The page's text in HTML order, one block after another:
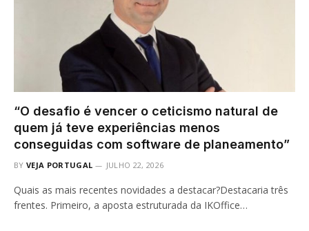
“O desafio é vencer o ceticismo natural de
quem já teve experiências menos
conseguidas com software de planeamento”
BY VEJA PORTUGAL JULHO 22, 2026
Quais as mais recentes novidades a destacar?Destacaria três
frentes. Primeiro, a aposta estruturada da IKOffice…